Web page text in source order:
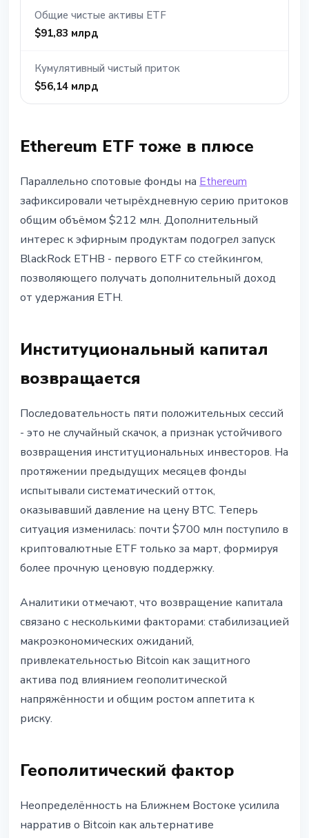
Общие чистые активы ETF
$91,83 млрд
Кумулятивный чистый приток
$56,14 млрд
Ethereum ETF тоже в плюсе
Параллельно спотовые фонды на Ethereum
зафиксировали четырёхдневную серию притоков
общим объёмом $212 млн. Дополнительный
интерес к эфирным продуктам подогрел запуск
BlackRock ETHB - первого ETF со стейкингом,
позволяющего получать дополнительный доход
от удержания ETH.
Институциональный капитал
возвращается
Последовательность пяти положительных сессий
- это не случайный скачок, а признак устойчивого
возвращения институциональных инвесторов. На
протяжении предыдущих месяцев фонды
испытывали систематический отток,
оказывавший давление на цену BTC. Теперь
ситуация изменилась: почти $700 млн поступило в
криптовалютные ETF только за март, формируя
более прочную ценовую поддержку.
Аналитики отмечают, что возвращение капитала
связано с несколькими факторами: стабилизацией
макроэкономических ожиданий,
привлекательностью Bitcoin как защитного
актива под влиянием геополитической
напряжённости и общим ростом аппетита к
риску.
Геополитический фактор
Неопределённость на Ближнем Востоке усилила
нарратив о Bitcoin как альтернативе